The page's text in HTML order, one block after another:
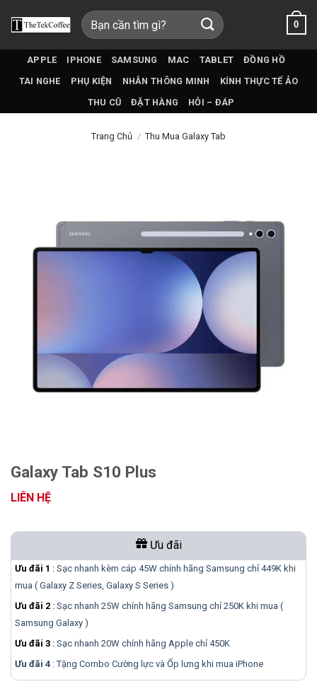
qua
Tìm
kiếm:
0
APPLE IPHONE SAMSUNG MAC TABLET
ĐỒNG HỒ
TAI NGHE
PHỤ KIỆN NHẪN THÔNG MINH
KÍNH THỰC TẾ ẢO
THU CŨ
ĐẶT HÀNG HỎI – ĐÁP
Trang Chủ / Thu Mua Galaxy Tab
Galaxy Tab S10 Plus
LIÊN HỆ
Ưu đãi
Ưu đãi 1 : Sạc nhanh kèm cáp 45W chính hãng Samsung chỉ 449K khi
mua ( Galaxy Z Series, Galaxy S Series )
Ưu đãi 2 : Sạc nhanh 25W chính hãng Samsung chỉ 250K khi mua (
Samsung Galaxy )
Ưu đãi 3 : Sạc nhanh 20W chính hãng Apple chỉ 450K
Ưu đãi 4 : Tặng Combo Cường lực và Ốp lưng khi mua iPhone